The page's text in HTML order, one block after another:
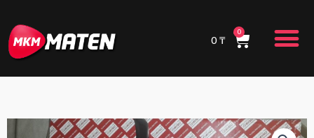
содержимому
0 ₸
0 Cart